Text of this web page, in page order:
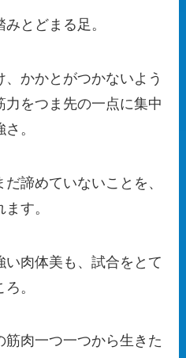
とどまる足。
かかとがつかないよう
をつま先の一点に集中
。
諦めていないことを、
す。
い肉体美も、試合をとて
。
肉一つ一つから生きた